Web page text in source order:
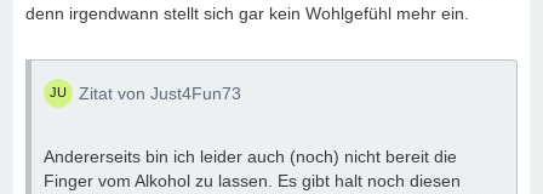
denn irgendwann stellt sich gar kein Wohlgefühl mehr ein.
Zitat von Just4Fun73
Andererseits bin ich leider auch (noch) nicht bereit die
Finger vom Alkohol zu lassen. Es gibt halt noch diesen